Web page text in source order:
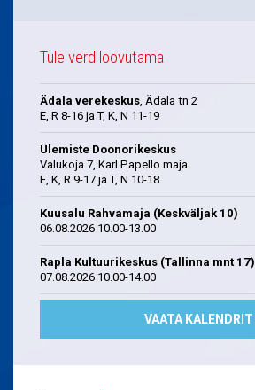
Tule verd loovutama
Ädala verekeskus, Ädala tn 2
E, R 8-16 ja T, K, N 11-19
Ülemiste Doonorikeskus
Valukoja 7, Karl Papello maja
E, K, R 9-17 ja T, N 10-18
Kuusalu Rahvamaja (Keskväljak 10)
06.08.2026 10.00-13.00
Rapla Kultuurikeskus (Tallinna mnt 17)
07.08.2026 10.00-14.00
VAATA KALENDRIT